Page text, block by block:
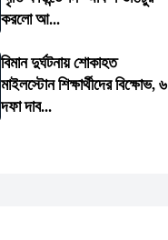
করলো আ...
বিমান দুর্ঘটনায় শোকাহত
মাইলস্টোন শিক্ষার্থীদের বিক্ষোভ, ৬
দফা দাব...